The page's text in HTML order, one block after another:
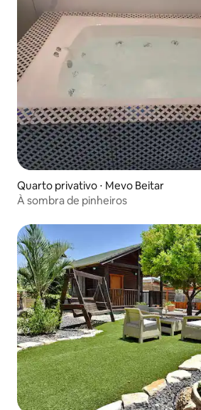
Quarto privativo ⋅ Mevo Beitar
À sombra de pinheiros